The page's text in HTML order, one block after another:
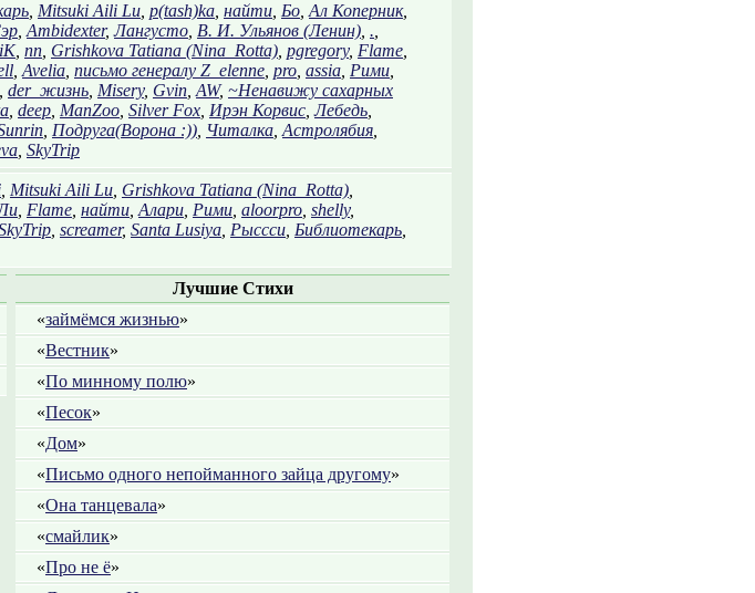
Mitsuki Aili Lu p(tash)ka найти Бо Ал Коперник,
Ambidexter,Лангусто В. И. Ульянов (Ленин) .
, nn Grishkova Tatiana (Nina_Rotta) pgregory, Flame
Avelia письмо генералу Z_elenne pro assia Рими
der_жизнь Misery, Gvin AW, ~Ненавижу сахарных
deep ManZoo Silver Fox Ирэн Корвис ,Лебедь
Подруга(Ворона :)) Читалка Астролябия
SkyTrip
Mitsuki Aili Lu Grishkova Tatiana (Nina_Rotta)
Flame найти Алари Рими aloorpro shelly,
screamer, Santa Lusiya Рыссси Библиотекарь
Лучшие Стихи
«займёмся жизнью»
«Вестник»
«По минному полю»
«Песок»
«Дом»
«Письмо одного непойманного зайца другому»
«Она танцевала»
«смайлик»
«Про не ё»